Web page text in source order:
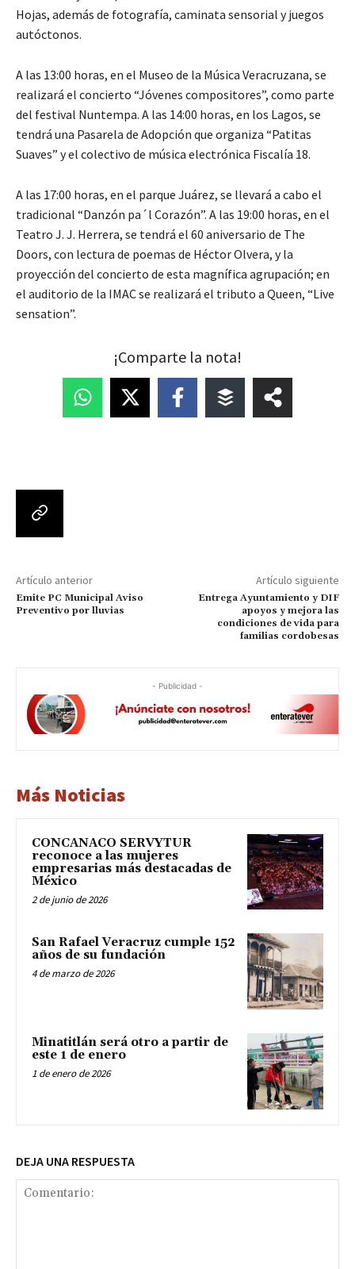
Hojas, además de fotografía, caminata sensorial y juegos
autóctonos.
A las 13:00 horas, en el Museo de la Música Veracruzana, se
realizará el concierto “Jóvenes compositores”, como parte
del festival Nuntempa. A las 14:00 horas, en los Lagos, se
tendrá una Pasarela de Adopción que organiza “Patitas
Suaves” y el colectivo de música electrónica Fiscalía 18.
A las 17:00 horas, en el parque Juárez, se llevará a cabo el
tradicional “Danzón pa´l Corazón”. A las 19:00 horas, en el
Teatro J. J. Herrera, se tendrá el 60 aniversario de The
Doors, con lectura de poemas de Héctor Olvera, y la
proyección del concierto de esta magnífica agrupación; en
el auditorio de la IMAC se realizará el tributo a Queen, “Live
sensation”.
¡Comparte la nota!
Artículo anterior
Emite PC Municipal Aviso
Preventivo por lluvias
Artículo siguiente
Entrega Ayuntamiento y DIF
apoyos y mejora las
condiciones de vida para
familias cordobesas
- Publicidad -
Más Noticias
CONCANACO SERVYTUR
reconoce a las mujeres
empresarias más destacadas de
México
2 de junio de 2026
San Rafael Veracruz cumple 152
años de su fundación
4 de marzo de 2026
Minatitlán será otro a partir de
este 1 de enero
1 de enero de 2026
DEJA UNA RESPUESTA